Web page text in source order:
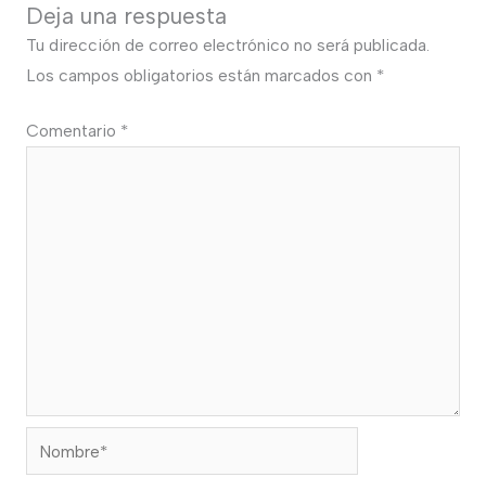
Deja una respuesta
Tu dirección de correo electrónico no será publicada.
Los campos obligatorios están marcados con *
Comentario *
Nombre*